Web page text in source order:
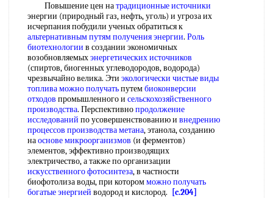
Повышение цен натрадиционные источники
энергии (природный газ, нефть, уголь) и угроза их
исчерпания побудили ученых обратиться к
альтернативным путямполучения энергии. Роль
биотехнологии в создании экономичных
возобновляемыхэнергетических источников
(спиртов, биогенных углеводородов, водорода)
чрезвычайно велика. Эти экологически чистыевиды
топливаможно получатьпутембиоконверсии
отходов промышленного и сельскохозяйственного
производства. Перспективнопродолжение
исследований по усовершенствованию и внедрению
процессов производства метана, этанола, созданию
наоснове микроорганизмов (и ферментов)
элементов, эффективно производящих
электричество, а также по организации
искусственного фотосинтеза, в частности
биофотолиза воды, при которомможно получать
богатые энергией водород и кислород. [c.204]